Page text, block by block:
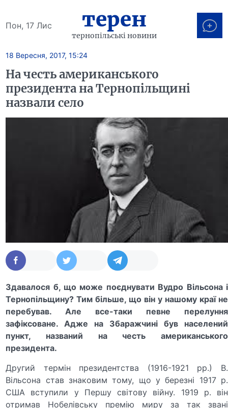
Пон, 17 Лис терен
тернопільські новини
18 Вересня, 2017, 15:24
На честь американського
президента на Тернопільщині
назвали село
Здавалося б, що може поєднувати Вудро Вільсона і
Тернопільщину? Тим більше, що він у нашому краї не
перебував. Але все-таки певне перелуння
зафіксоване. Адже на Збаражчині був населений
пункт, названий на честь американського
президента.
Другий термін президентства (1916-1921 рр.) В.
Вільсона став знаковим тому, що у березні 1917 р.
США вступили у Першу світову війну. 1919 р. він
отримав Нобелівську премію миру за так звані